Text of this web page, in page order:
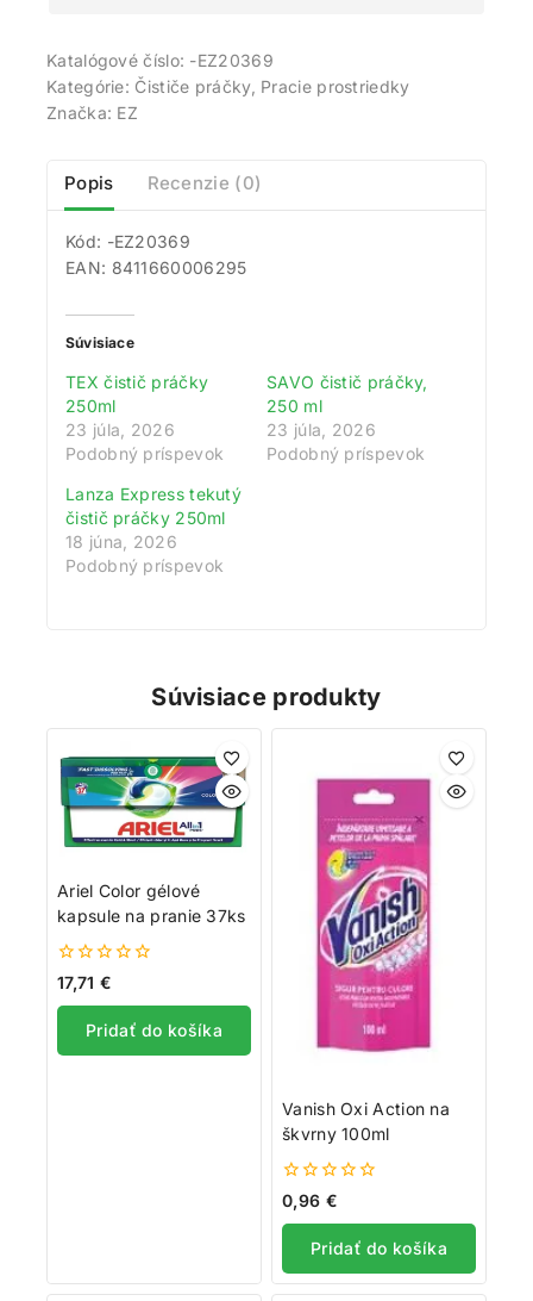
Katalógové číslo: -EZ20369
Kategórie: Čističe práčky, Pracie prostriedky
Značka: EZ
Popis Recenzie (0)
Kód: -EZ20369
EAN: 8411660006295
Súvisiace
TEX čistič práčky
250ml
23 júla, 2026
Podobný príspevok
SAVO čistič práčky,
250 ml
23 júla, 2026
Podobný príspevok
Lanza Express tekutý
čistič práčky 250ml
18 júna, 2026
Podobný príspevok
Súvisiace produkty
Ariel Color gélové
kapsule na pranie 37ks
0
5
17,71 €
Pridať do košíka
Vanish Oxi Action na
škvrny 100ml
0
z
5
0,96 €
Pridať do košíka